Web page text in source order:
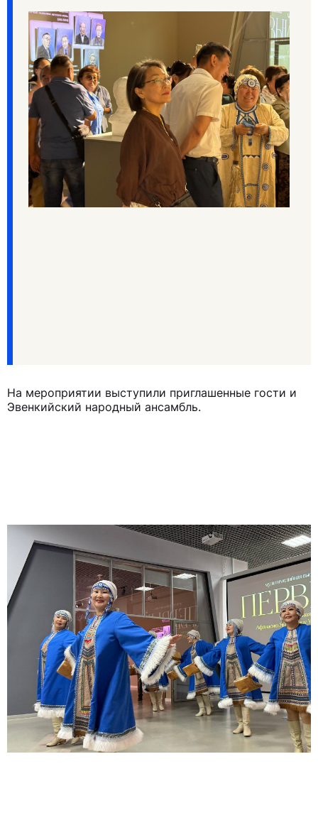
На мероприятии выступили приглашенные гости и
Эвенкийский народный ансамбль.